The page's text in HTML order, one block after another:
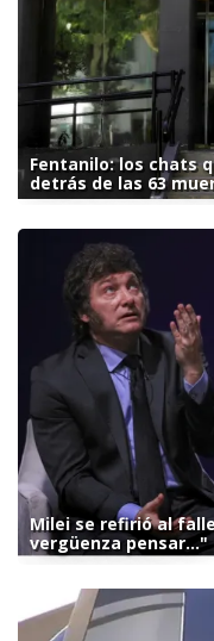
Fentanilo: los chats
detrás de las 63
Milei se refirió al
vergüenza pensar..."